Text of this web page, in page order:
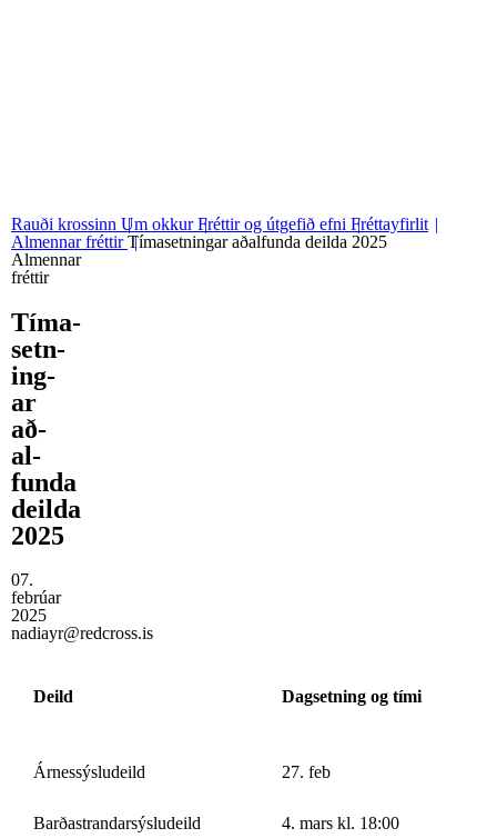
Rauði krossinn Um okkurFréttir og útgefið efni Fréttayfirlit
Almennar fréttirTímasetningar aðalfunda deilda 2025
Almennar
fréttir
Tíma­
setn­
ing­
ar
að­
al­
funda
deilda
2025
07.
febrúar
2025
nadiayr@redcross.is
Deild Dagsetning og tími
Árnessýsludeild 27. feb
Barðastrandarsýsludeild 4. mars kl. 18:00